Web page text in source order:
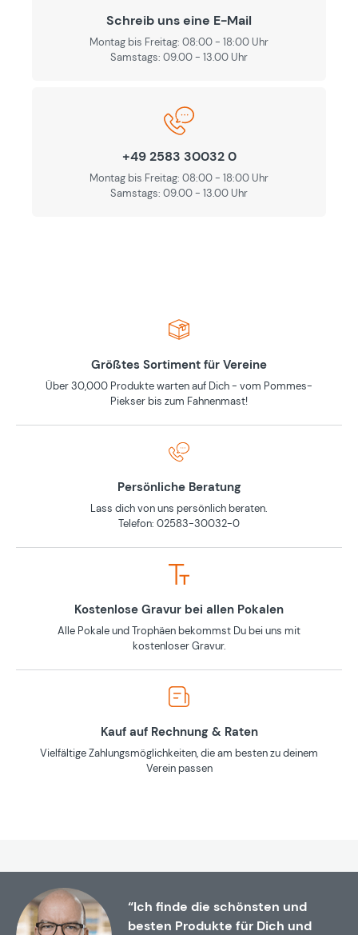
Schreib uns eine E-Mail
Montag bis Freitag: 08:00 - 18:00 Uhr
Samstags: 09.00 - 13.00 Uhr
+49 2583 30032 0
Montag bis Freitag: 08:00 - 18:00 Uhr
Samstags: 09.00 - 13.00 Uhr
Größtes Sortiment für Vereine
Über 30,000 Produkte warten auf Dich - vom Pommes-
Piekser bis zum Fahnenmast!
Persönliche Beratung
Lass dich von uns persönlich beraten.
Telefon: 02583-30032-0
Kostenlose Gravur bei allen Pokalen
Alle Pokale und Trophäen bekommst Du bei uns mit
kostenloser Gravur.
Kauf auf Rechnung & Raten
Vielfältige Zahlungsmöglichkeiten, die am besten zu deinem
Verein passen
“Ich finde die schönsten und
besten Produkte für Dich und